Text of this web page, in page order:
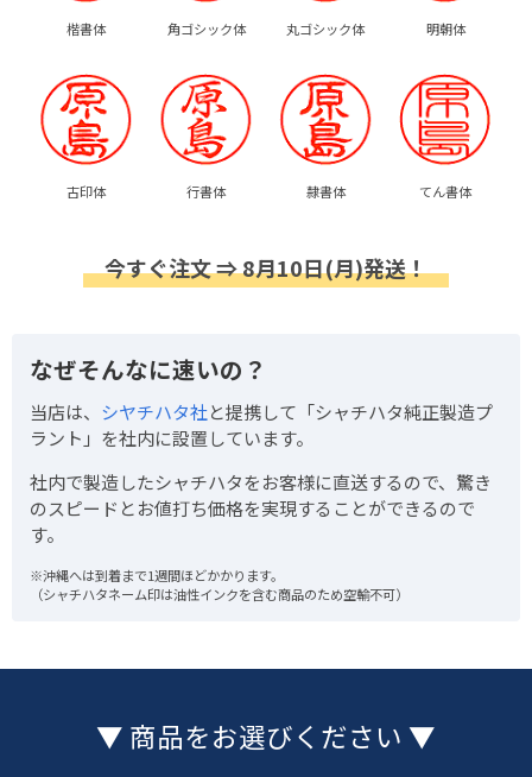
楷書体 角ゴシック体 丸ゴシック体 明朝体
古印体 行書体 隷書体 てん書体
今すぐ注文 ⇒ 8月10日(月)発送！
なぜそんなに速いの？
当店は、 シヤチハタ社と提携して「シャチハタ純正製造プ
ラント」を社内に設置しています。
社内で製造したシャチハタをお客様に直送するので、驚き
のスピードとお値打ち価格を実現することができるので
す。
※沖縄へは到着まで1週間ほどかかります。
（シャチハタネーム印は油性インクを含む商品のため空輸不可）
▼ 商品をお選びください ▼